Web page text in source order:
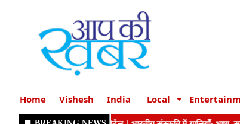
Home Vishesh India Local